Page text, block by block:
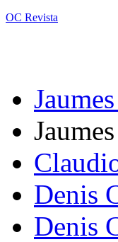
OC Revista
Denis
Denis